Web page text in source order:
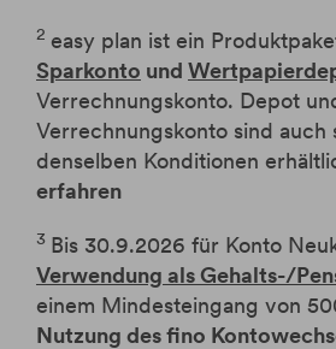
2 easy plan ist ein
Sparkonto und
Verrechnungskonto. Depot
Verrechnungskonto sind auch
denselben Konditionen
erfahren
3 Bis 30.9.2026 für Konto
Verwendung als Gehalts-/
einem Mindesteingang von
Nutzung des fino